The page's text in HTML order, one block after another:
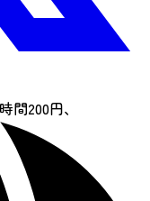
200円、